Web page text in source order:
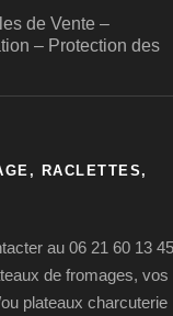
de Vente –
– Protection des
RACLETTES,
au 06 21 60 13 45
de fromages, vos
plateaux charcuterie